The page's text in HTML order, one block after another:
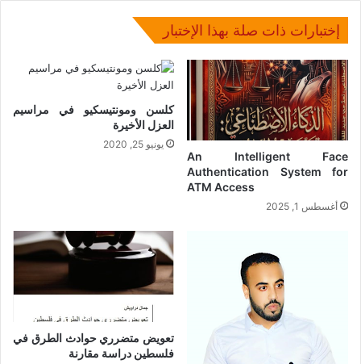
إختبارات ذات صلة بهذا الإختبار
An Intelligent Face
Authentication System for
ATM Access
أغسطس 1, 2025
كلسن ومونتيسكيو في مراسيم
العزل الأخيرة
يونيو 25, 2020
تعويض متضرري حوادث الطرق في
فلسطين دراسة مقارنة